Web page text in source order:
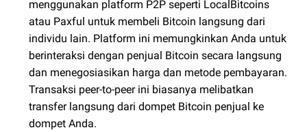
menggunakan platform P2P seperti LocalBitcoins
atau Paxful untuk membeli Bitcoin langsung dari
individu lain. Platform ini memungkinkan Anda untuk
berinteraksi dengan penjual Bitcoin secara langsung
dan menegosiasikan harga dan metode pembayaran.
Transaksi peer-to-peer ini biasanya melibatkan
transfer langsung dari dompet Bitcoin penjual ke
dompet Anda.